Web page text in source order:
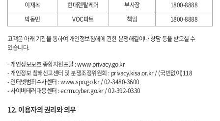
이재복 현대렌탈케어 부사장
1800-8888
박동민
VOC파트 책임 1800-8888
고객은 아래 기관을 통하여 개인정보침해에 관한 분쟁해결이나 상담 등을 받으실 수
있습니다.
- 개인정보보호 종합지원포탈 :www.privacy.go.kr
- 개인정보 침해신고센터 및 분쟁조정위원회 : privacy.kisa.or.kr/ (국번없이)118
- 인터넷범죄수사센터 :www.spo.go.kr/ 02-3480-3600
- 사이버테러대응센터 :ecrm.cyber.go.kr/ 02-392-0330
12. 이용자의 권리와 의무